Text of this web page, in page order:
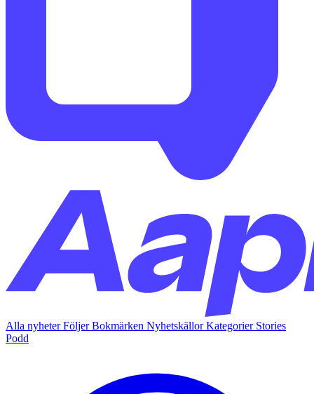
Alla nyheterFöljerBokmärken NyhetskällorKategorier Stories
Podd